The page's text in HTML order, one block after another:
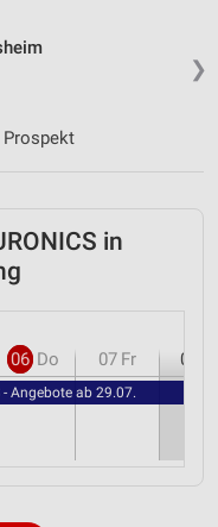
❯
Prospekt
in
06 Do 07 Fr 08
- Angebote ab 29.07.